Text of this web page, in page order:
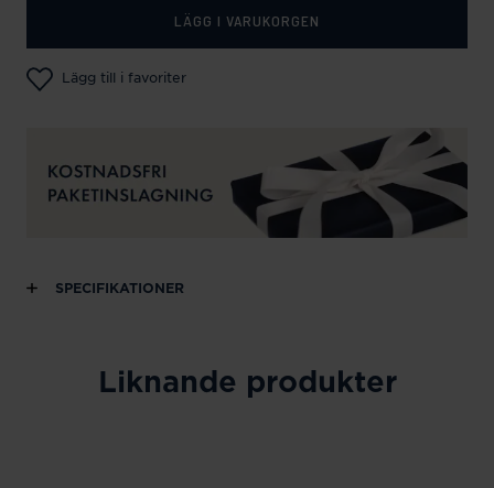
LÄGG I VARUKORGEN
Lägg till i favoriter
SPECIFIKATIONER
Liknande produkter